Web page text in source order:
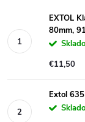
EXTOL
80mm,
€11,50
Extol